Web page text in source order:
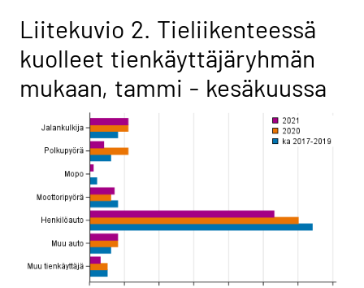
Liitekuvio 2. Tieliikenteessä
kuolleet tienkäyttäjäryhmän
mukaan, tammi - kesäkuussa